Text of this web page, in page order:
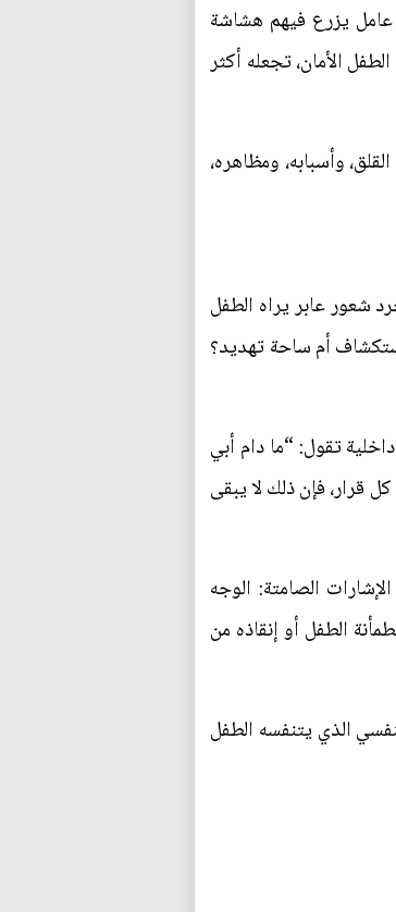
عامل يزرع فيهم هشاشة
الأمان، تجعله أكثر
وأسبابه، ومظاهره،
شعور عابر يراه الطفل
أم ساحة تهديد؟
تقول: “ما دام أبي
قرار، فإن ذلك لا يبقى
الصامتة: الوجه
الطفل أو إنقاذه من
الذي يتنفسه الطفل